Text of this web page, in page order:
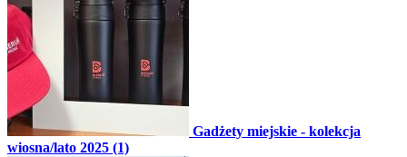
Gadżety miejskie - kolekcja
wiosna/lato 2025 (1)